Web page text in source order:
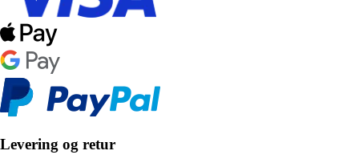
Levering og retur